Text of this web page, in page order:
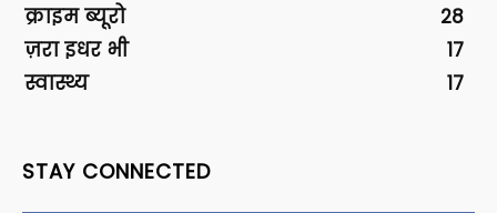
क्राइम ब्यूरो
28
ज़रा इधर भी
17
स्वास्थ्य
17
STAY CONNECTED